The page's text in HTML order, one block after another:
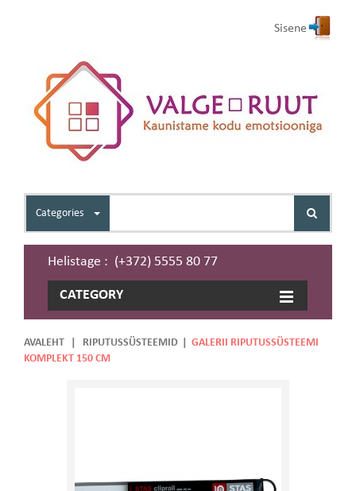
Sisene
Categories
Helistage : (+372) 5555 80 77
CATEGORY
AVALEHT RIPUTUSSÜSTEEMID
GALERII RIPUTUSSÜSTEEMI
KOMPLEKT 150 CM